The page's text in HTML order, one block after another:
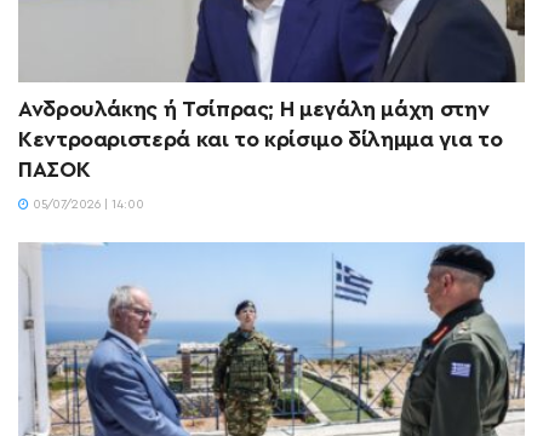
Ανδρουλάκης ή Τσίπρας; Η μεγάλη μάχη στην
Κεντροαριστερά και το κρίσιμο δίλημμα για το
ΠΑΣΟΚ
05/07/2026 | 14:00